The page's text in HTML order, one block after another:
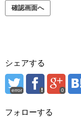
シェアする
error 0
フォローする